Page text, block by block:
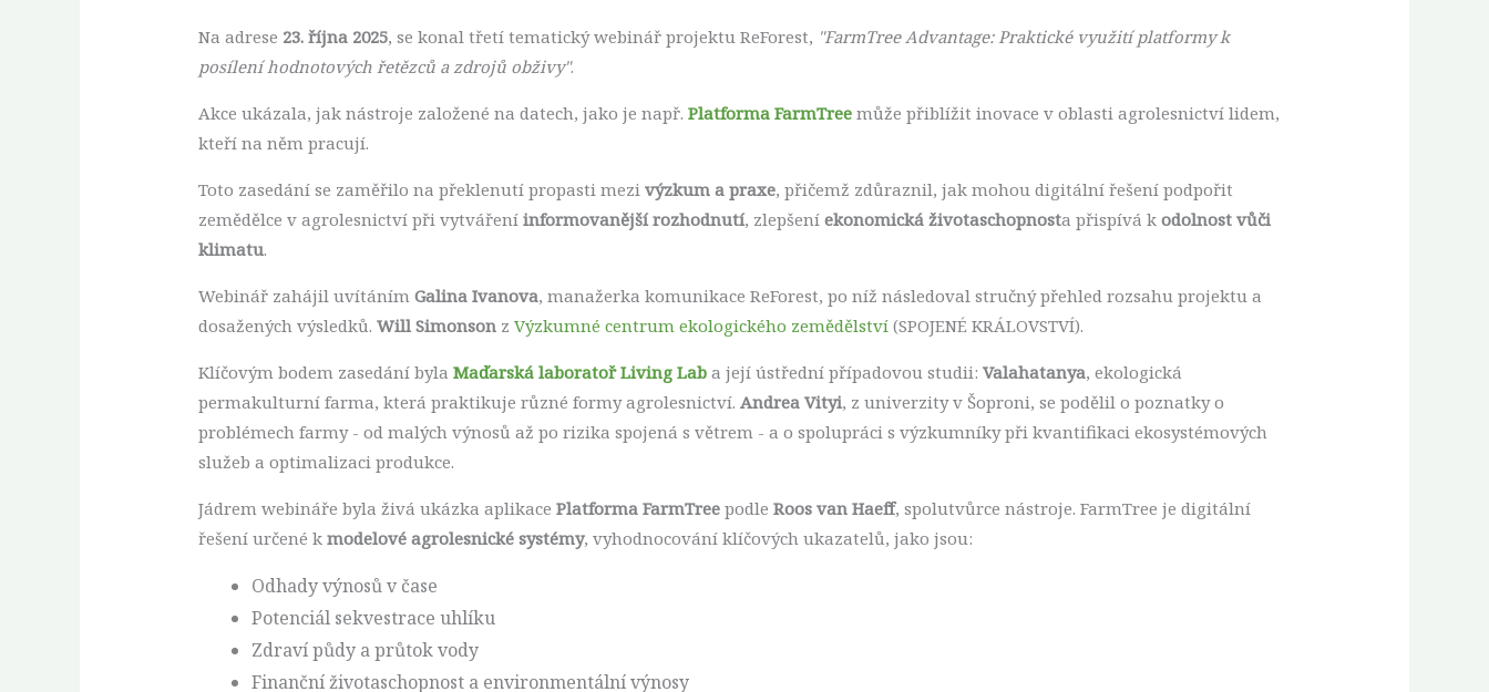
Na adrese 23. října 2025, se konal třetí tematický webinář projektu ReForest, "FarmTree Advantage: Praktické využití platformy k
posílení hodnotových řetězců a zdrojů obživy".
Akce ukázala, jak nástroje založené na datech, jako je např. Platforma FarmTreemůže přiblížit inovace v oblasti agrolesnictví lidem,
kteří na něm pracují.
Toto zasedání se zaměřilo na překlenutí propasti mezi výzkum a praxe, přičemž zdůraznil, jak mohou digitální řešení podpořit
zemědělce v agrolesnictví při vytváření informovanější rozhodnutí, zlepšení ekonomická životaschopnosta přispívá k odolnost vůči
klimatu.
Webinář zahájil uvítáním Galina Ivanova, manažerka komunikace ReForest, po níž následoval stručný přehled rozsahu projektu a
dosažených výsledků. Will Simonsonz Výzkumné centrum ekologického zemědělství(SPOJENÉ KRÁLOVSTVÍ).
Klíčovým bodem zasedání byla Maďarská laboratoř Living Laba její ústřední případovou studii: Valahatanya, ekologická
permakulturní farma, která praktikuje různé formy agrolesnictví. Andrea Vityi, z univerzity v Šoproni, se podělil o poznatky o
problémech farmy - od malých výnosů až po rizika spojená s větrem - a o spolupráci s výzkumníky při kvantifikaci ekosystémových
služeb a optimalizaci produkce.
Jádrem webináře byla živá ukázka aplikace Platforma FarmTreepodle Roos van Haeff, spolutvůrce nástroje. FarmTree je digitální
řešení určené k modelové agrolesnické systémy, vyhodnocování klíčových ukazatelů, jako jsou:
Odhady výnosů v čase
Potenciál sekvestrace uhlíku
Zdraví půdy a průtok vody
Finanční životaschopnost a environmentální výnosy